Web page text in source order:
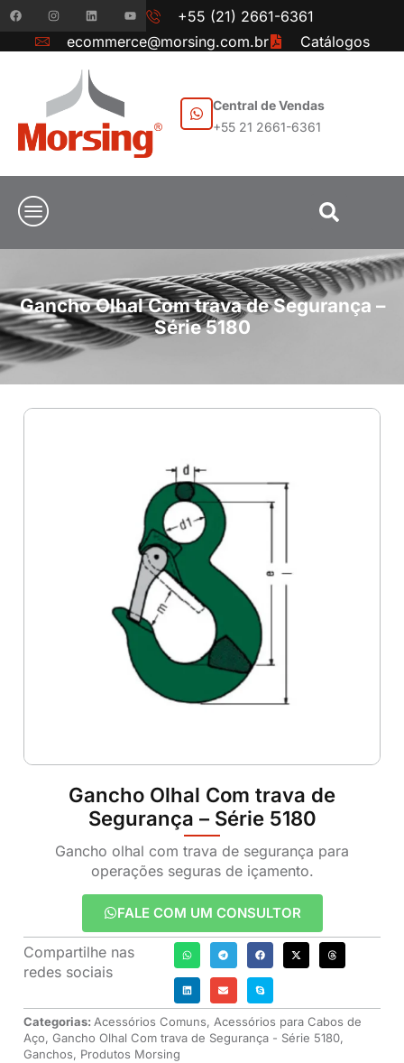
+55 (21) 2661-6361
ecommerce@morsing.com.br
Catálogos
Central de Vendas
+55 21 2661-6361
Gancho Olhal Com trava de Segurança –
Série 5180
Gancho Olhal Com trava de
Segurança – Série 5180
Gancho olhal com trava de segurança para
operações seguras de içamento.
FALE COM UM CONSULTOR
Compartilhe nas
redes sociais
Categorias: Acessórios Comuns, Acessórios para Cabos de
Aço, Gancho Olhal Com trava de Segurança - Série 5180,
Ganchos, Produtos Morsing